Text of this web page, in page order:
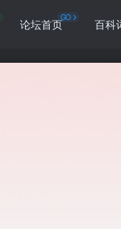
论坛首页GO 百科